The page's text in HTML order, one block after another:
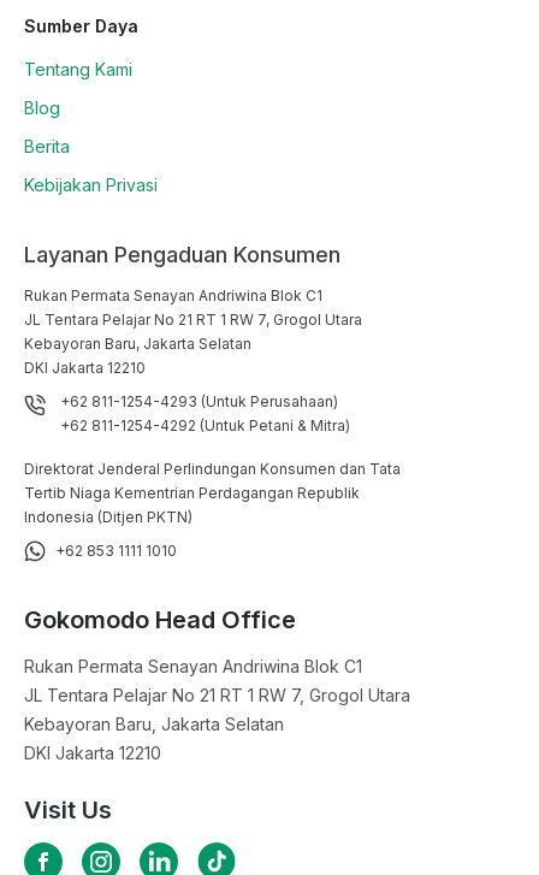
Sumber Daya
Tentang Kami
Blog
Berita
Kebijakan Privasi
Layanan Pengaduan Konsumen
Rukan Permata Senayan Andriwina Blok C1
JL Tentara Pelajar No 21 RT 1 RW 7, Grogol Utara
Kebayoran Baru, Jakarta Selatan
DKI Jakarta 12210
+62 811-1254-4293 (Untuk Perusahaan)
+62 811-1254-4292 (Untuk Petani & Mitra)
Direktorat Jenderal Perlindungan Konsumen dan Tata
Tertib Niaga Kementrian Perdagangan Republik
Indonesia (Ditjen PKTN)
+62 853 1111 1010
Gokomodo Head Office
Rukan Permata Senayan Andriwina Blok C1
JL Tentara Pelajar No 21 RT 1 RW 7, Grogol Utara
Kebayoran Baru, Jakarta Selatan
DKI Jakarta 12210
Visit Us